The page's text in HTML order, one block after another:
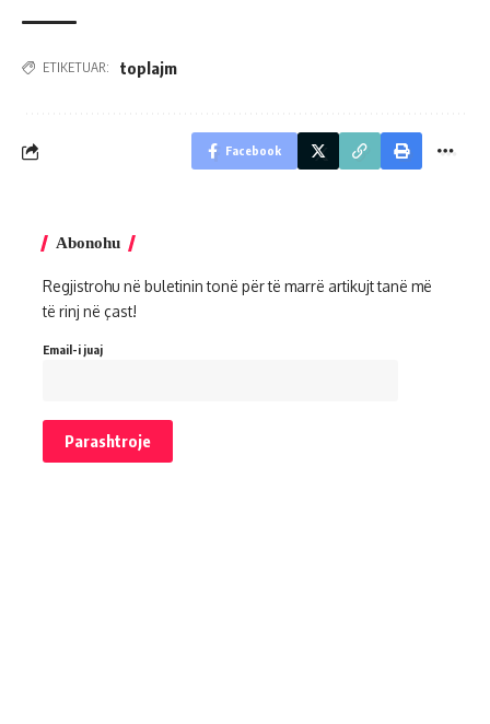
ETIKETUAR: toplajm
Facebook
Abonohu
Regjistrohu në buletinin tonë për të marrë artikujt tanë më
të rinj në çast!
Email-i juaj